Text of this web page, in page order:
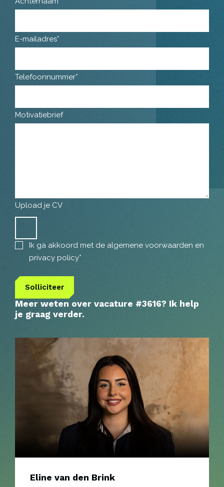
E-mailadres*
Telefoonnummer*
Motivatiebrief
Upload je CV
Ik ga akkoord met de algemene voorwaarden en
privacy policy*
Solliciteer
Meer weten over vacature #3616? Ik help
je graag verder.
Eline van den Brink